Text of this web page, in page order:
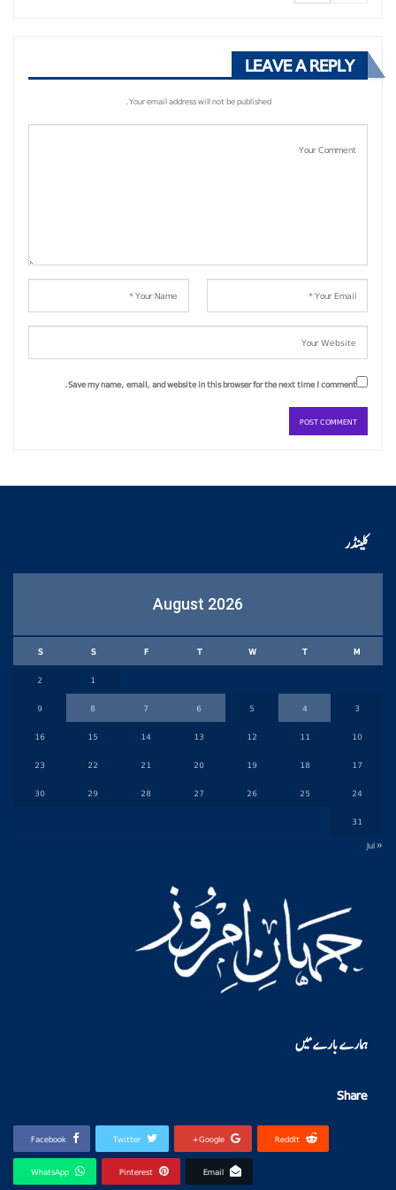
LEAVE A REPLY
Your email address will not be published.
Save my name, email, and website in this browser for the next time I comment.
کلینڈر
August 2026
M
T
W
T
F
S
S
1
2
3
4
5
6
7
8
9
10
11
12
13
14
15
16
17
18
19
20
21
22
23
24
25
26
27
28
29
30
31
« Jul
ہمارے بارے میں
Share
Facebook Twitter Google+ ReddIt
WhatsApp Pinterest Email